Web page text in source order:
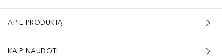
APIE PRODUKTĄ
KAIP NAUDOTI